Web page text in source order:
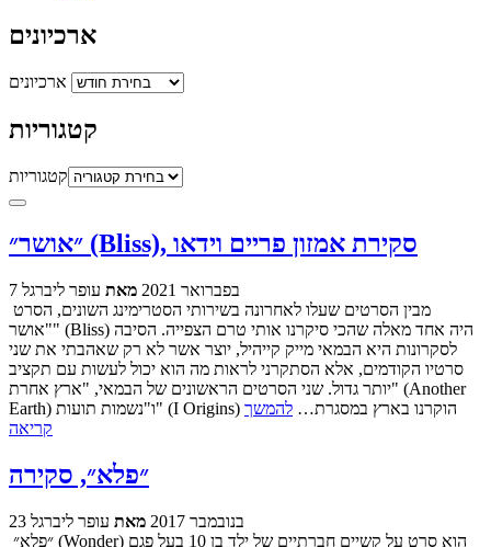
ארכיונים
ארכיונים
קטגוריות
קטגוריות
״אושר״ (Bliss), סקירת אמזון פריים וידאו
7 בפברואר 2021 מאת עופר ליברגל
"אושר" (Bliss) היה אחד מאלה שהכי סיקרנו אותי טרם הצפייה. הסיבה
לסקרונות היא הבמאי מייק קייהיל, יוצר אשר לא רק שאהבתי את שני
סרטיו הקודמים, אלא הסתקרני לראות מה הוא יכול לעשות עם תקציב
יותר גדול. שני הסרטים הראשונים של הבמאי, "ארץ אחרת" (Another
Earth) ו"נשמות תועות" (I Origins) הוקרנו בארץ במסגרת… להמשך
קריאה
״פלא״, סקירה
23 בנובמבר 2017 מאת עופר ליברגל